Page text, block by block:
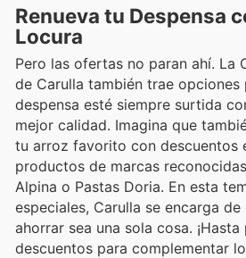
Renueva tu Despensa
Locura
Pero las ofertas no paran ahí. La
de Carulla también trae opciones
despensa esté siempre surtida
mejor calidad. Imagina que
tu arroz favorito con descuentos
productos de marcas
Alpina o Pastas Doria. En esta
especiales, Carulla se encarga
ahorrar sea una sola cosa.
descuentos para complementar